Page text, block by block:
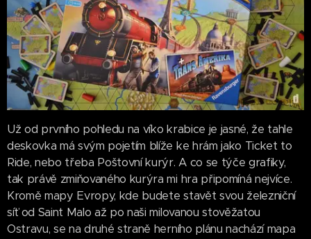
Už od prvního pohledu na víko krabice je jasné, že tahle
deskovka má svým pojetím blíže ke hrám jako Ticket to
Ride, nebo třeba Poštovní kurýr. A co se týče grafiky,
tak právě zmiňovaného kurýra mi hra připomíná nejvíce.
Kromě mapy Evropy, kde budete stavět svou železniční
síť od Saint Malo až po naši milovanou stověžatou
Ostravu, se na druhé straně herního plánu nachází mapa